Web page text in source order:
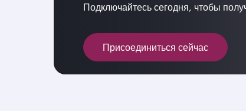
Подключайтесь сегодня, чтобы
Присоединиться сейчас